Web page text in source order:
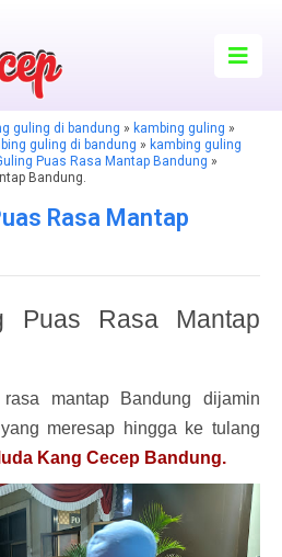
guling di bandung » kambing guling »
guling di bandung » kambing guling
Puas Rasa Mantap Bandung »
Bandung.
Rasa Mantap
Puas Rasa Mantap
mantap Bandung dijamin
meresap hingga ke tulang
Kang Cecep Bandung.